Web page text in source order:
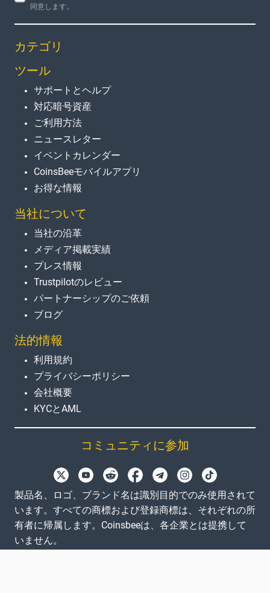
同意します。
カテゴリ
ツール
サポートとヘルプ
対応暗号資産
ご利用方法
ニュースレター
イベントカレンダー
CoinsBeeモバイルアプリ
お得な情報
当社について
当社の沿革
メディア掲載実績
プレス情報
Trustpilotのレビュー
パートナーシップのご依頼
ブログ
法的情報
利用規約
プライバシーポリシー
会社概要
KYCとAML
コミュニティに参加
製品名、ロゴ、ブランド名は識別目的でのみ使用されて
います。すべての商標および登録商標は、それぞれの所
有者に帰属します。Coinsbeeは、各企業とは提携して
いません。